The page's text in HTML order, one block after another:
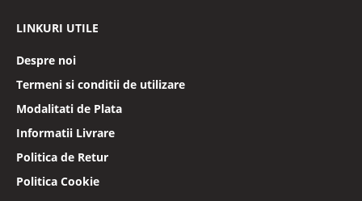
LINKURI UTILE
Despre noi
Termeni si conditii de utilizare
Modalitati de Plata
Informatii Livrare
Politica de Retur
Politica Cookie